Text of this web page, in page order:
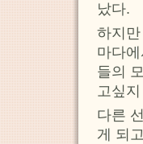
났다.
하지
마다
들의
고싶
다른
게 되